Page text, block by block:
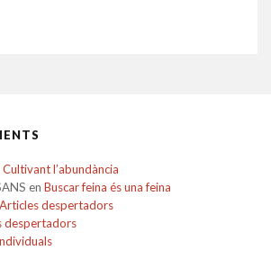
Cultivant l’abundància
en Buscar feina és una feina
Articles despertadors
despertadors